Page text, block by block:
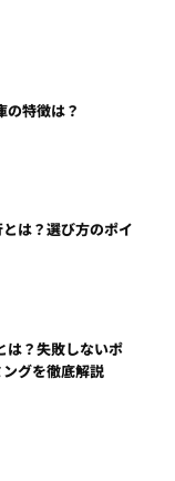
の特徴は？
は？選び方のポイ
は？失敗しないポ
グを徹底解説